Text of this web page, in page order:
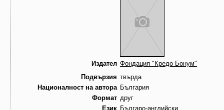
Издател Фондация "Кредо Бонум"
Подвързия твърда
Националност на автора България
Формат друг
Език Българо-английски